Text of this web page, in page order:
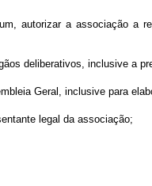
autorizar a associação a
deliberativos, inclusive a
Geral, inclusive para
legal da associação;